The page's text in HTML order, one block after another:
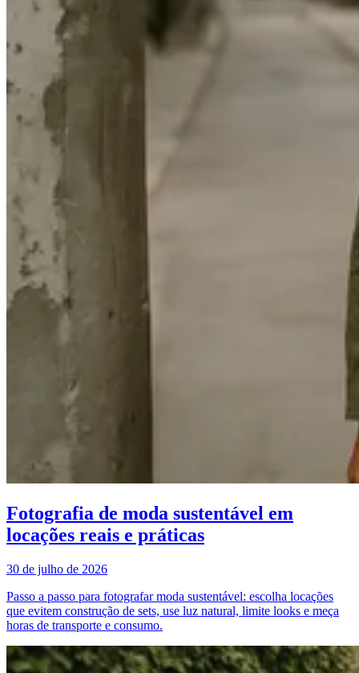
Fotografia de moda sustentável em
locações reais e práticas
30 de julho de 2026
Passo a passo para fotografar moda sustentável: escolha locações
que evitem construção de sets, use luz natural, limite looks e meça
horas de transporte e consumo.